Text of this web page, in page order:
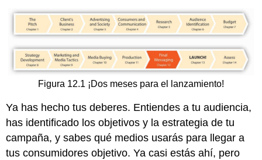
Figura 12.1 ¡Dos meses para el lanzamiento!
Ya has hecho tus deberes. Entiendes a tu audiencia,
has identificado los objetivos y la estrategia de tu
campaña, y sabes qué medios usarás para llegar a
tus consumidores objetivo. Ya casi estás ahí, pero